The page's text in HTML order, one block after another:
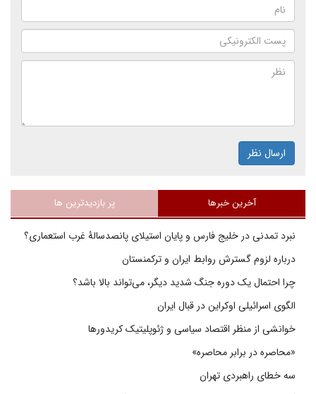
ارسال نظر
آخرین خبرها پر بازدیدترین ها
نبرد تمدنی در خلیج فارس و پایان استیلای پانصدسالۀ غرب استعماری؟
درباره لزوم گسترش روابط ایران و ترکمنستان
چرا احتمال یک دوره جنگ شدید دیگر، می‌تواند بالا باشد؟
الگوی اسرائیلی اوکراین در قبال ایران
خوانشی از منظر اقتصاد سیاسی و ژئوپلیتیک کریدورها
«محاصره در برابر محاصره»
سه خطای راهبردی تهران